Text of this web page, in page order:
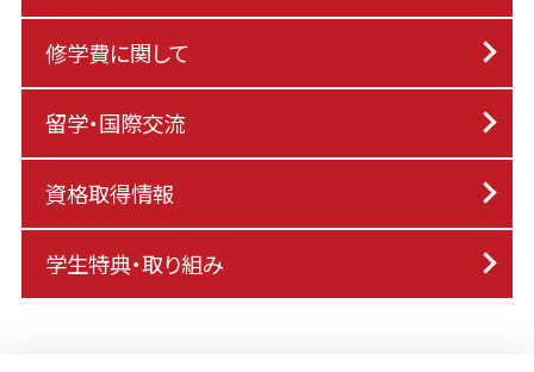
修学費に関して
留学・国際交流
資格取得情報
学生特典・取り組み